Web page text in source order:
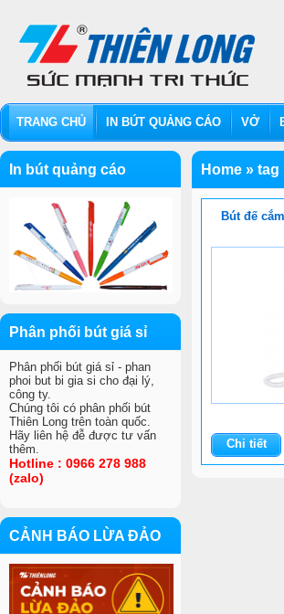
Bút đế
Chi tiết
Home » tag
In bút quảng cáo
Phân phối bút giá sỉ
Phân phối bút giá sỉ - phan
phoi but bi gia si cho đại lý,
công ty.
Chúng tôi có phân phối bút
Thiên Long trên toàn quốc.
Hãy liên hệ đễ được tư vấn
thêm.
Hotline : 0966 278 988
(zalo)
CẢNH BÁO LỪA ĐẢO
VIỆC LÀM
TRANG CHỦ IN BÚT QUẢNG CÁO VỞ